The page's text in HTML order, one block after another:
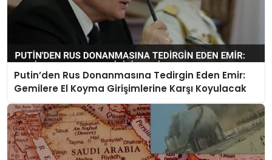
Putin’den Rus Donanmasına Tedirgin Eden Emir:
Gemilere El Koyma Girişimlerine Karşı Koyulacak